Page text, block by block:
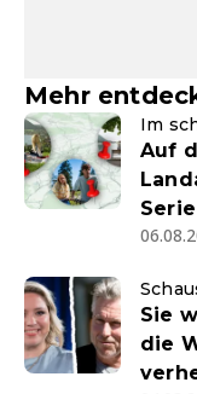
Mehr
Im
Auf
Sie
die